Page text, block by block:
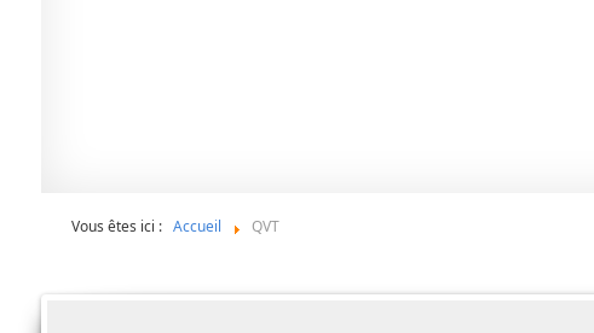
Vous êtes ici : Accueil QVT